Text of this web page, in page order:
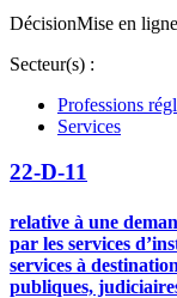
DécisionMise en
Secteur(s) :
Professions
Services
22-D-11
relative à une
par les services
services à
publiques,